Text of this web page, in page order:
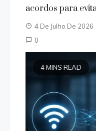
acordos para
4 De Julho De 2026
0
4 MINS READ